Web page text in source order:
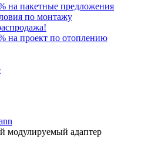
на пакетные предложения
по монтажу
на проект по отоплению
модулируемый адаптер